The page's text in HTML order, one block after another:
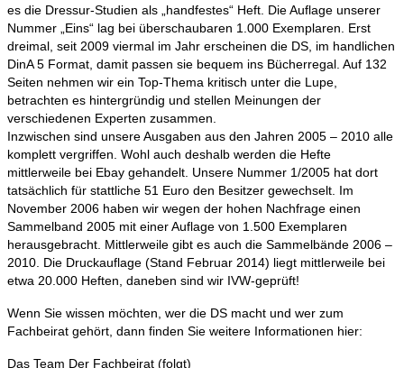
es die Dressur-Studien als „handfestes“ Heft. Die Auflage unserer
Nummer „Eins“ lag bei überschaubaren 1.000 Exemplaren. Erst
dreimal, seit 2009 viermal im Jahr erscheinen die DS, im handlichen
DinA 5 Format, damit passen sie bequem ins Bücherregal. Auf 132
Seiten nehmen wir ein Top-Thema kritisch unter die Lupe,
betrachten es hintergründig und stellen Meinungen der
verschiedenen Experten zusammen.
Inzwischen sind unsere Ausgaben aus den Jahren 2005 – 2010 alle
komplett vergriffen. Wohl auch deshalb werden die Hefte
mittlerweile bei Ebay gehandelt. Unsere Nummer 1/2005 hat dort
tatsächlich für stattliche 51 Euro den Besitzer gewechselt. Im
November 2006 haben wir wegen der hohen Nachfrage einen
Sammelband 2005 mit einer Auflage von 1.500 Exemplaren
herausgebracht. Mittlerweile gibt es auch die Sammelbände 2006 –
2010. Die Druckauflage (Stand Februar 2014) liegt mittlerweile bei
etwa 20.000 Heften, daneben sind wir IVW-geprüft!
Wenn Sie wissen möchten, wer die DS macht und wer zum
Fachbeirat gehört, dann finden Sie weitere Informationen hier:
Das Team Der Fachbeirat (folgt)